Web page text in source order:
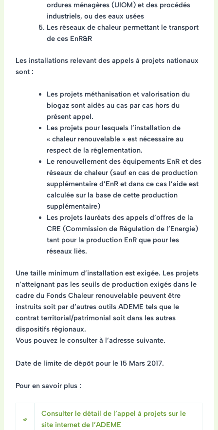
ordures ménagères (UIOM) et des procédés
industriels, ou des eaux usées
Les réseaux de chaleur permettant le transport
de ces EnR&R
Les installations relevant des appels à projets nationaux
sont :
Les projets méthanisation et valorisation du
biogaz sont aidés au cas par cas hors du
présent appel.
Les projets pour lesquels l’installation de
« chaleur renouvelable » est nécessaire au
respect de la réglementation.
Le renouvellement des équipements EnR et des
réseaux de chaleur (sauf en cas de production
supplémentaire d’EnR et dans ce cas l’aide est
calculée sur la base de cette production
supplémentaire)
Les projets lauréats des appels d’offres de la
CRE (Commission de Régulation de l’Energie)
tant pour la production EnR que pour les
réseaux liès.
Une taille minimum d’installation est exigée. Les projets
n’atteignant pas les seuils de production exigés dans le
cadre du Fonds Chaleur renouvelable peuvent être
instruits soit par d’autres outils ADEME tels que le
contrat territorial/patrimonial soit dans les autres
dispositifs régionaux.
Vous pouvez le consulter à l’adresse suivante.
Date de limite de dépôt pour le 15 Mars 2017.
Pour en savoir plus :
Consulter le détail de l’appel à projets sur le
site internet de l’ADEME